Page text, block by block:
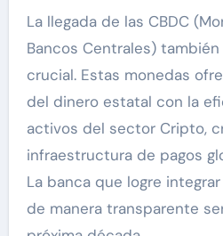
La llegada de las CBDC
Bancos Centrales)
crucial. Estas monedas
del dinero estatal con la
activos del sector Cripto,
infraestructura de pagos
La banca que logre
de manera transparente